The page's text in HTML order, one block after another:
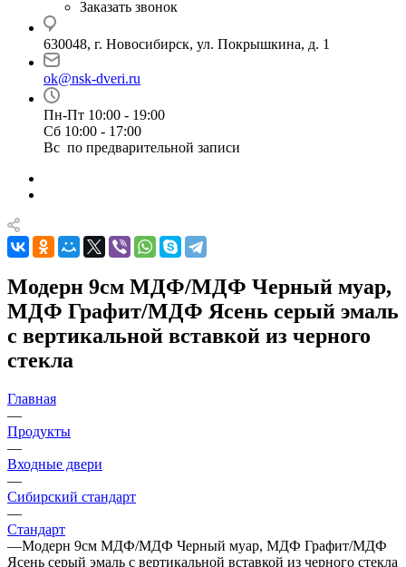
Заказать звонок
630048, г. Новосибирск, ул. Покрышкина, д. 1
ok@nsk-dveri.ru
Пн-Пт 10:00 - 19:00
Сб 10:00 - 17:00
Вс по предварительной записи
Модерн 9см МДФ/МДФ Черный муар,
МДФ Графит/МДФ Ясень серый эмаль
с вертикальной вставкой из черного
стекла
Главная
—
Продукты
—
Входные двери
—
Сибирский стандарт
—
Стандарт
—Модерн 9см МДФ/МДФ Черный муар, МДФ Графит/МДФ
Ясень серый эмаль с вертикальной вставкой из черного стекла